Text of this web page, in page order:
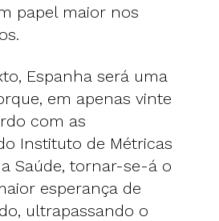
papel maior nos
Espanha será uma
em apenas vinte
com as
Instituto de Métricas
Saúde, tornar-se-á o
esperança de
ultrapassando o